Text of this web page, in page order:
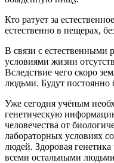
Кто ратует за
естественно в пещерах,
В связи с
условиями жизни
Вследствие чего скоро
людьми. Будут постоянно
Уже сегодня учёным
генетическую
человечества от
лабораторных условиях
людей. Здоровая генетика
всеми остальными